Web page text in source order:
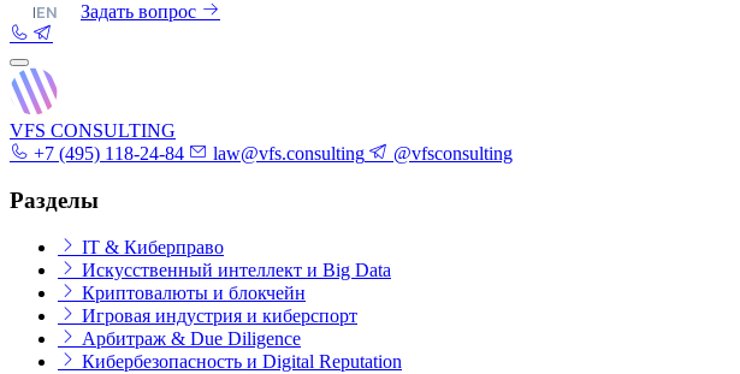
|EN Задать вопрос
VFS CONSULTING
+7 (495) 118-24-84
law@vfs.consulting @vfsconsulting
Разделы
IT & Киберправо
Искусственный интеллект и Big Data
Криптовалюты и блокчейн
Игровая индустрия и киберспорт
Арбитраж & Due Diligence
Кибербезопасность и Digital Reputation